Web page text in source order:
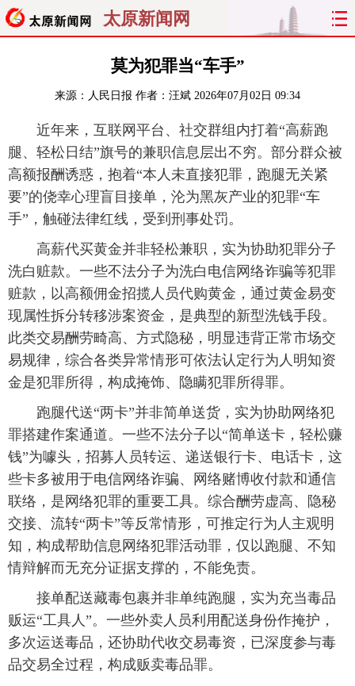
太原新闻网
聚焦 太原
经济 关注 文明 出行
纵横 曝光 综合 专题
旅游 理财 政务 教育
看天下 晋月读 最太原
太原日报 太原晚报 热评 社区
莫为犯罪当“车手”
来源： 人民日报 作者：汪斌 2026年07月02日 09:34
近年来，互联网平台、社交群组内打着“高薪跑
腿、轻松日结”旗号的兼职信息层出不穷。部分群众被
高额报酬诱惑，抱着“本人未直接犯罪，跑腿无关紧
要”的侥幸心理盲目接单，沦为黑灰产业的犯罪“车
手”，触碰法律红线，受到刑事处罚。
高薪代买黄金并非轻松兼职，实为协助犯罪分子
洗白赃款。一些不法分子为洗白电信网络诈骗等犯罪
赃款，以高额佣金招揽人员代购黄金，通过黄金易变
现属性拆分转移涉案资金，是典型的新型洗钱手段。
此类交易酬劳畸高、方式隐秘，明显违背正常市场交
易规律，综合各类异常情形可依法认定行为人明知资
金是犯罪所得，构成掩饰、隐瞒犯罪所得罪。
跑腿代送“两卡”并非简单送货，实为协助网络犯
罪搭建作案通道。一些不法分子以“简单送卡，轻松赚
钱”为噱头，招募人员转运、递送银行卡、电话卡，这
些卡多被用于电信网络诈骗、网络赌博收付款和通信
联络，是网络犯罪的重要工具。综合酬劳虚高、隐秘
交接、流转“两卡”等反常情形，可推定行为人主观明
知，构成帮助信息网络犯罪活动罪，仅以跑腿、不知
情辩解而无充分证据支撑的，不能免责。
接单配送藏毒包裹并非单纯跑腿，实为充当毒品
贩运“工具人”。一些外卖人员利用配送身份作掩护，
多次运送毒品，还协助代收交易毒资，已深度参与毒
品交易全过程，构成贩卖毒品罪。